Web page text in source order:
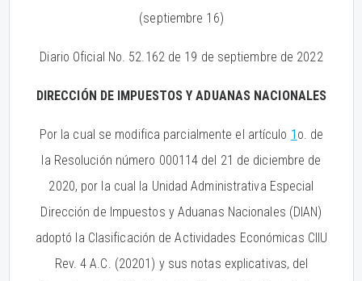
(septiembre 16)
Diario Oficial No. 52.162 de 19 de septiembre de 2022
DIRECCIÓN DE IMPUESTOS Y ADUANAS NACIONALES
Por la cual se modifica parcialmente el artículo 1o. de
la Resolución número 000114 del 21 de diciembre de
2020, por la cual la Unidad Administrativa Especial
Dirección de Impuestos y Aduanas Nacionales (DIAN)
adoptó la Clasificación de Actividades Económicas CIIU
Rev. 4 A.C. (20201) y sus notas explicativas, del